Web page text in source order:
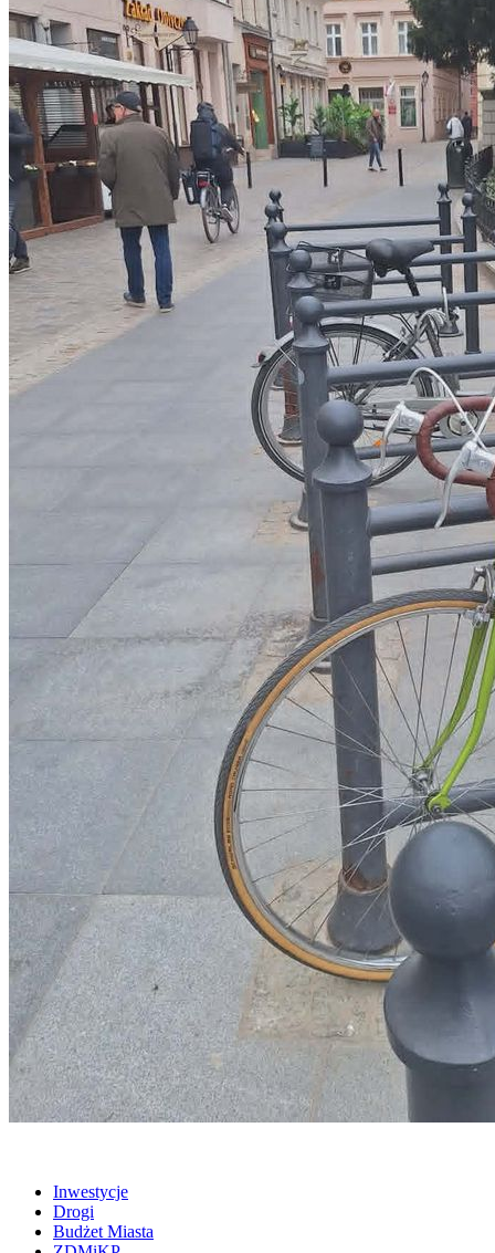
Inwestycje
Drogi
Budżet Miasta